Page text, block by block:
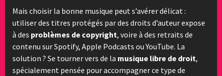
Mais choisir la bonne musique peut s’avérer délicat :
utiliser des titres protégés par des droits d’auteur expose
à des problèmes de copyright, voire à des retraits de
contenu sur Spotify, Apple Podcasts ou YouTube. La
solution ? Se tourner vers de la musique libre de droit,
spécialement pensée pour accompagner ce type de